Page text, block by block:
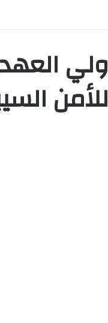
ولي
للأمن السيبراني